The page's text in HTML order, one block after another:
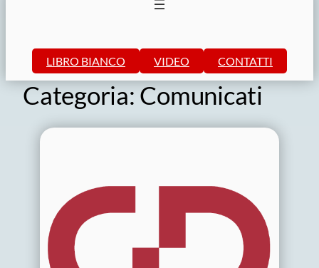
LIBRO BIANCO VIDEO CONTATTI
Categoria: Comunicati